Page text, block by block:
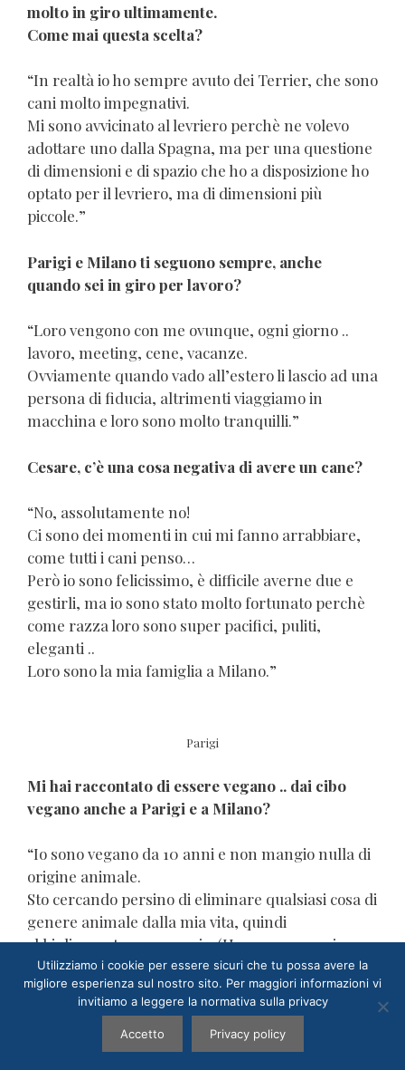
molto in giro ultimamente.
Come mai questa scelta?
“In realtà io ho sempre avuto dei Terrier, che sono
cani molto impegnativi.
Mi sono avvicinato al levriero perchè ne volevo
adottare uno dalla Spagna, ma per una questione
di dimensioni e di spazio che ho a disposizione ho
optato per il levriero, ma di dimensioni più
piccole.”
Parigi e Milano ti seguono sempre, anche
quando sei in giro per lavoro?
“Loro vengono con me ovunque, ogni giorno ..
lavoro, meeting, cene, vacanze.
Ovviamente quando vado all’estero li lascio ad una
persona di fiducia, altrimenti viaggiamo in
macchina e loro sono molto tranquilli.”
Cesare, c’è una cosa negativa di avere un cane?
“No, assolutamente no!
Ci sono dei momenti in cui mi fanno arrabbiare,
come tutti i cani penso…
Però io sono felicissimo, è difficile averne due e
gestirli, ma io sono stato molto fortunato perchè
come razza loro sono super pacifici, puliti,
eleganti ..
Loro sono la mia famiglia a Milano.”
Parigi
Mi hai raccontato di essere vegano .. dai cibo
vegano anche a Parigi e a Milano?
“Io sono vegano da 10 anni e non mangio nulla di
origine animale.
Sto cercando persino di eliminare qualsiasi cosa di
genere animale dalla mia vita, quindi
abbigliamento , accessori .. (Ho ancora cose in
pelle e lana, però sono cose vecchie che non butto)
Dato che facevo fatica ad avere carne in casa, per
qualche tempo Parigi mangiava solo pesce come
salmone, tonno.. Ora mangia anche carne rossa
perchè i cani comunque ne hanno bisogno.
Utilizziamo i cookie per essere sicuri che tu possa avere la
migliore esperienza sul nostro sito. Per maggiori informazioni vi
invitiamo a leggere la normativa sulla privacy
Accetto Privacy policy